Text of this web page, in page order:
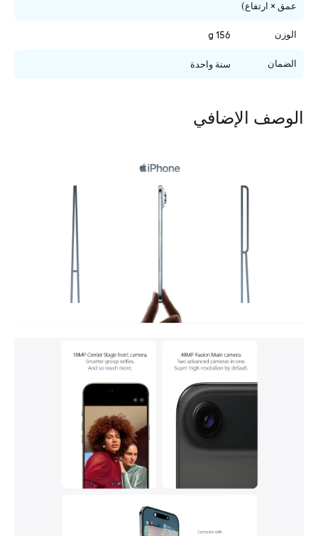
عمق × ارتفاع)
الوزن 156 g
الضمان سنة واحدة
الوصف الإضافي